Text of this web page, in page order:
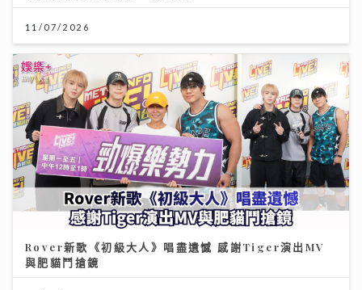
11/07/2026
Rover新歌《初級大人》唱盡遺憾 感謝Tiger演出MV
與肥貓鬥搶鏡